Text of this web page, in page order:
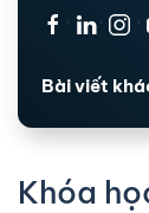
· · ·
Bài viết
Khóa